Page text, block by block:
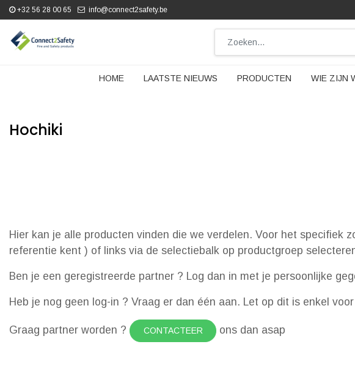
+32 56 28 00 65 info@connect2safety.be
HOME LAATSTE NIEUWS PRODUCTEN WIE ZIJN
Hochiki
Hier kan je alle producten vinden die we verdelen. Voor het specifiek
referentie kent ) of links via de selectiebalk op productgroep
Ben je een geregistreerde partner ? Log dan in met je persoonlijke
Heb je nog geen log-in ? Vraag er dan één aan. Let op dit is enkel
Graag partner worden ? CONTACTEER ons dan asap